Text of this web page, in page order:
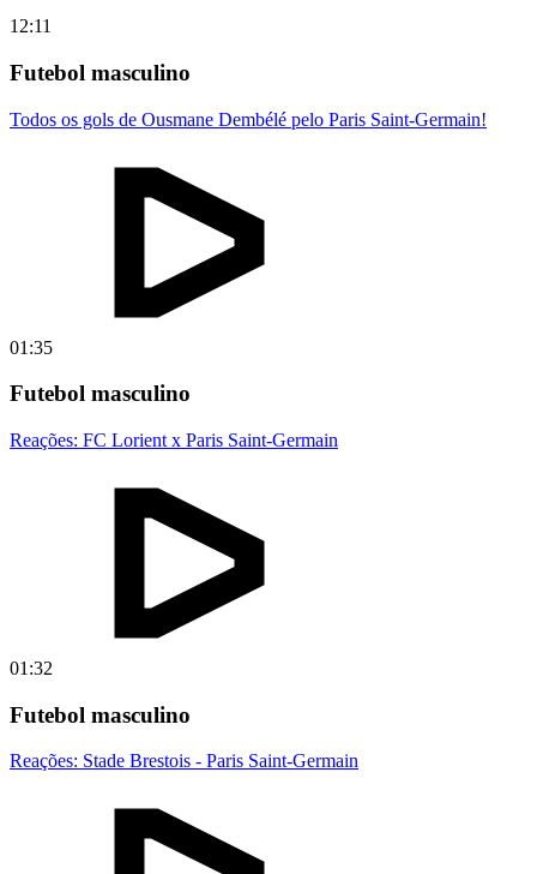
12:11
Futebol masculino
Todos os gols de Ousmane Dembélé pelo Paris Saint-Germain!
01:35
Futebol masculino
Reações: FC Lorient x Paris Saint-Germain
01:32
Futebol masculino
Reações: Stade Brestois - Paris Saint-Germain